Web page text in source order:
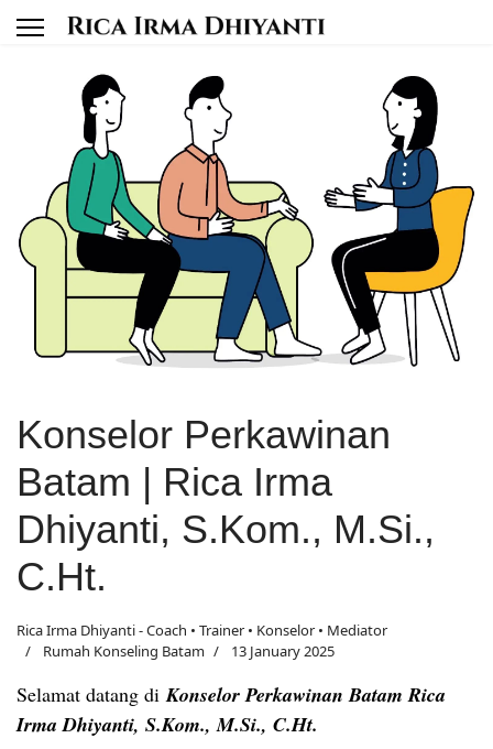
Konselor Perkawinan
Batam | Rica Irma
Dhiyanti, S.Kom., M.Si.,
C.Ht.
Rica Irma Dhiyanti - Coach • Trainer • Konselor • Mediator
Rumah Konseling Batam
13 January 2025
Selamat datang diKonselor Perkawinan Batam Rica
Irma Dhiyanti, S.Kom., M.Si., C.Ht.